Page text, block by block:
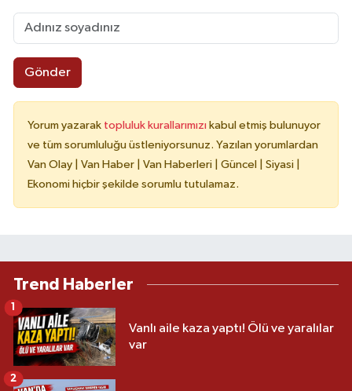
Gönder
Yorum yazarak topluluk kurallarımızı kabul etmiş bulunuyor
ve tüm sorumluluğu üstleniyorsunuz. Yazılan yorumlardan
Van Olay | Van Haber | Van Haberleri | Güncel | Siyasi |
Ekonomi hiçbir şekilde sorumlu tutulamaz.
Trend Haberler
Vanlı aile kaza yaptı! Ölü ve yaralılar
var
2